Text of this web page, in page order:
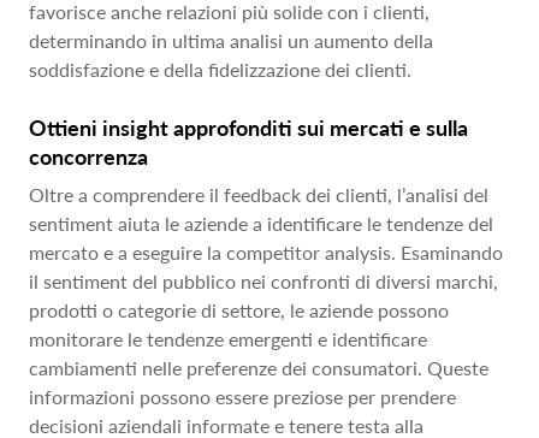
favorisce anche relazioni più solide con i clienti,
determinando in ultima analisi un aumento della
soddisfazione e della fidelizzazione dei clienti.
Ottieni insight approfonditi sui mercati e sulla
concorrenza
Oltre a comprendere il feedback dei clienti, l’analisi del
sentiment aiuta le aziende a identificare le tendenze del
mercato e a eseguire la competitor analysis. Esaminando
il sentiment del pubblico nei confronti di diversi marchi,
prodotti o categorie di settore, le aziende possono
monitorare le tendenze emergenti e identificare
cambiamenti nelle preferenze dei consumatori. Queste
informazioni possono essere preziose per prendere
decisioni aziendali informate e tenere testa alla